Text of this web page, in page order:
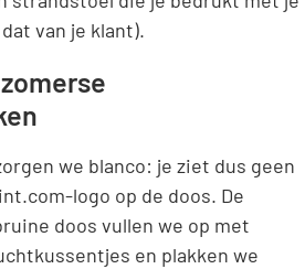
van je klant).
we blanco: je ziet dus geen
logo op de doos. De
doos vullen we op met
en plakken we